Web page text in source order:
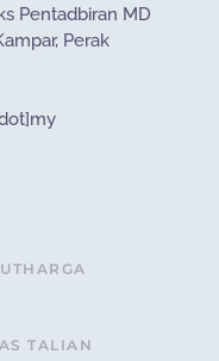
Pentadbiran MD
Perak
TALIAN